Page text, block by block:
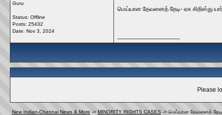
Guru
Status: Offline
Posts: 25432
Date: Nov 3, 2024
மெய்யான தேவனைத் தேடி- ஏசு கிறிஸ்து
Please
New Indian-Chennai News & More -> MINORITY RIGHTS CASES -> மெய்யான தேவனைத்